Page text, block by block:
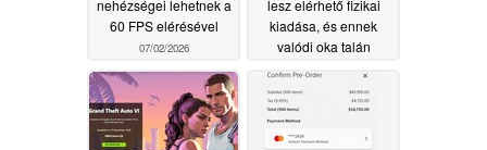
nehézségei lehetnek a
60 FPS elérésével
07/02/2026
lesz elérhető fizikai
kiadása, és ennek
valódi oka talán
olyan rossz
06/30/2026